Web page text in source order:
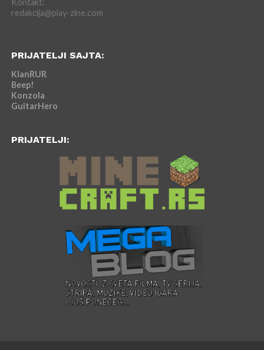
Kontakt:
redakcija@play-zine.com
PRIJATELJI SAJTA:
KlanRUR
Beep!
Konzola
GuitarHero
PRIJATELJI: